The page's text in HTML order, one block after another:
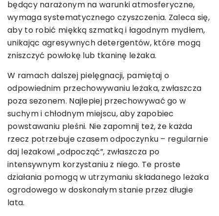
będący narażonym na warunki atmosferyczne,
wymaga systematycznego czyszczenia. Zaleca się,
aby to robić miękką szmatką i łagodnym mydłem,
unikając agresywnych detergentów, które mogą
zniszczyć powłokę lub tkaninę leżaka.
W ramach dalszej pielęgnacji, pamiętaj o
odpowiednim przechowywaniu leżaka, zwłaszcza
poza sezonem. Najlepiej przechowywać go w
suchym i chłodnym miejscu, aby zapobiec
powstawaniu pleśni. Nie zapomnij też, że każda
rzecz potrzebuje czasem odpoczynku – regularnie
daj leżakowi „odpocząć”, zwłaszcza po
intensywnym korzystaniu z niego. Te proste
działania pomogą w utrzymaniu składanego leżaka
ogrodowego w doskonałym stanie przez długie
lata.